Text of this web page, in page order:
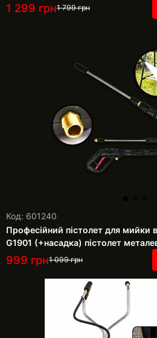
1 299 грн1 799грн
Код: 601240
Професійний пістолет для мийки
G1901 (+насадка) пістолет
999 грн1 099грн